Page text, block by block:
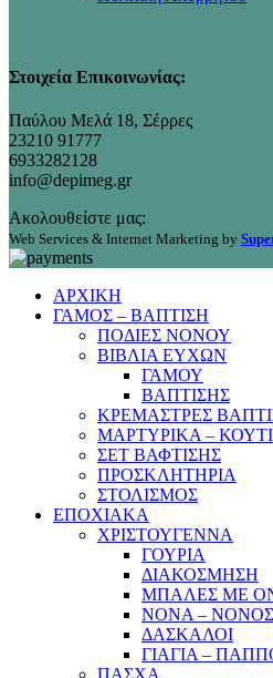
Στοιχεία Επικοινωνίας:
Παύλου Μελά 18, Σέρρες
23210 91777
6933282128
info@depimeg.gr
Ακολουθείστε μας:
Web Services & Internet Marketing by
ΑΡΧΙΚΗ
ΓΑΜΟΣ – ΒΑΠΤΙΣΗ
ΠΟΔΙΕΣ ΝΟΝΟΥ
ΒΙΒΛΙΑ ΕΥΧΩΝ
ΓΑΜΟΥ
ΒΑΠΤΙΣΗΣ
ΚΡΕΜΑΣΤΡΕΣ
ΜΑΡΤΥΡΙΚΑ –
ΣΕΤ ΒΑΦΤΙΣΗΣ
ΠΡΟΣΚΛΗΤΗΡΙΑ
ΣΤΟΛΙΣΜΟΣ
ΕΠΟΧΙΑΚΑ
ΧΡΙΣΤΟΥΓΕΝΝΑ
ΓΟΥΡΙΑ
ΔΙΑΚΟΣΜΗΣΗ
ΜΠΑΛΕΣ ΜΕ
ΝΟΝΑ – ΝΟΝΟΣ
ΔΑΣΚΑΛΟΙ
ΓΙΑΓΙΑ –
ΠΑΣΧΑ